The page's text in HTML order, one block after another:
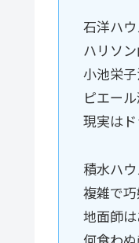
石洋ハ
ハリソ
小池栄
ピエー
現実は
積水ハ
複雑で
地面師は